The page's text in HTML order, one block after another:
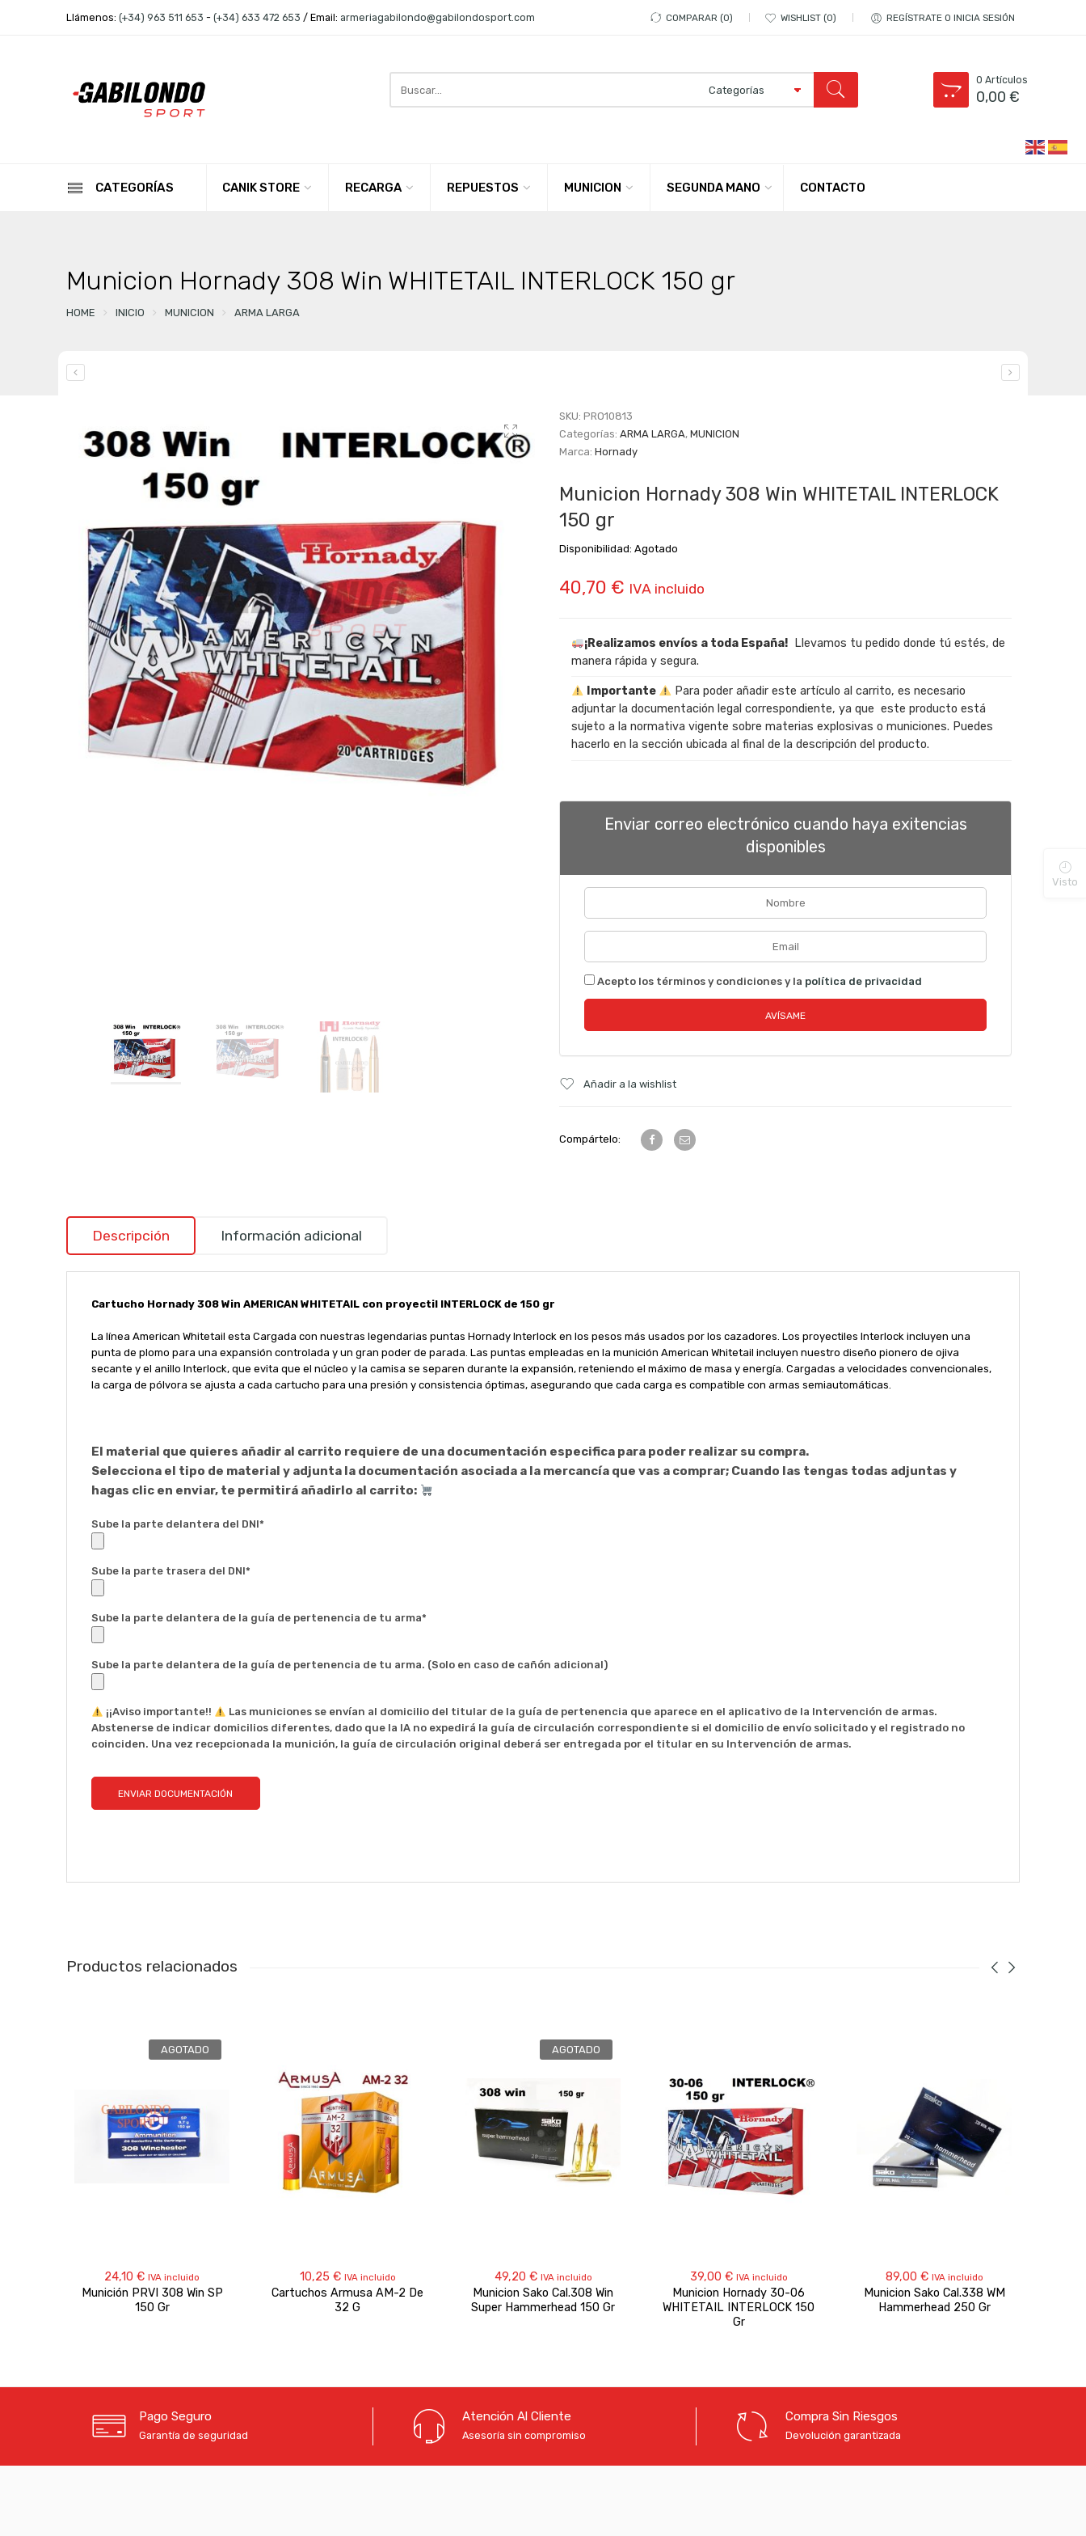
Llámenos: (+34) 963 511 653 - (+34) 633 472 653 / Email: armeriagabilondo@gabilondosport.com COMPARAR 0 WISHLIST 0 REGÍSTRATE O INICIA SESIÓN
here
0 Artículos
0,00€
CATEGORÍAS CANIK STORE RECARGA REPUESTOS MUNICION SEGUNDA MANO CONTACTO
Municion Hornady 308 Win WHITETAIL INTERLOCK 150 gr
HOME INICIO MUNICION ARMA LARGA
SKU: PRO10813
Categorías: ARMA LARGA, MUNICION
Marca: Hornady
Municion Hornady 308 Win WHITETAIL INTERLOCK
150 gr
Disponibilidad: Agotado
40,70 € IVA incluido
¡Realizamos envíos a toda España! Llevamos tu pedido donde tú estés, de
manera rápida y segura.
Importante
Para poder añadir este artículo al carrito, es necesario
adjuntar la documentación legal correspondiente, ya que este producto está
sujeto a la normativa vigente sobre materias explosivas o municiones. Puedes
hacerlo en la sección ubicada al final de la descripción del producto.
Enviar correo electrónico cuando haya exitencias
disponibles
Acepto los términos y condiciones y la política de privacidad
Añadir a la wishlist
Compártelo:
Descripción Información adicional
Cartucho Hornady 308 Win AMERICAN WHITETAIL con proyectil INTERLOCK de 150 gr
La línea American Whitetail esta Cargada con nuestras legendarias puntas Hornady Interlock en los pesos más usados por los cazadores. Los proyectiles Interlock incluyen una
punta de plomo para una expansión controlada y un gran poder de parada. Las puntas empleadas en la munición American Whitetail incluyen nuestro diseño pionero de ojiva
secante y el anillo Interlock, que evita que el núcleo y la camisa se separen durante la expansión, reteniendo el máximo de masa y energía. Cargadas a velocidades convencionales,
la carga de pólvora se ajusta a cada cartucho para una presión y consistencia óptimas, asegurando que cada carga es compatible con armas semiautomáticas.
El material que quieres añadir al carrito requiere de una documentación especifica para poder realizar su compra.
Selecciona el tipo de material y adjunta la documentación asociada a la mercancía que vas a comprar; Cuando las tengas todas adjuntas y
hagas clic en enviar, te permitirá añadirlo al carrito:
Sube la parte delantera del DNI*
Sube la parte trasera del DNI*
Sube la parte delantera de la guía de pertenencia de tu arma*
Sube la parte delantera de la guía de pertenencia de tu arma. (Solo en caso de cañón adicional)
¡¡Aviso importante!!
Las municiones se envían al domicilio del titular de la guía de pertenencia que aparece en el aplicativo de la Intervención de armas.
Abstenerse de indicar domicilios diferentes, dado que la IA no expedirá la guía de circulación correspondiente si el domicilio de envío solicitado y el registrado no
coinciden. Una vez recepcionada la munición, la guía de circulación original deberá ser entregada por el titular en su Intervención de armas.
Productos relacionados
AGOTADO
24,10 € IVA incluido
Munición PRVI 308 Win SP
150 Gr
10,25 € IVA incluido
Cartuchos Armusa AM-2 De
32 G
AGOTADO
49,20 € IVA incluido
Municion Sako Cal.308 Win
Super Hammerhead 150 Gr
39,00 € IVA incluido
Municion Hornady 30-06
WHITETAIL INTERLOCK 150
Gr
89,00 € IVA incluido
Municion Sako Cal.338 WM
Hammerhead 250 Gr
Pago Seguro
Garantía de seguridad
Atención Al Cliente
Asesoría sin compromiso
Compra Sin Riesgos
Devolución garantizada
Visto